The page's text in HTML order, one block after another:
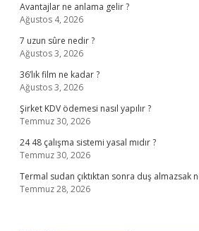
Avantajlar ne anlama gelir ?
Ağustos 4, 2026
7 uzun sûre nedir ?
Ağustos 3, 2026
36’lık film ne kadar ?
Ağustos 3, 2026
Şirket KDV ödemesi nasıl yapılır ?
Temmuz 30, 2026
24 48 çalışma sistemi yasal mıdır ?
Temmuz 30, 2026
Termal sudan çıktıktan sonra duş almazsak
Temmuz 28, 2026